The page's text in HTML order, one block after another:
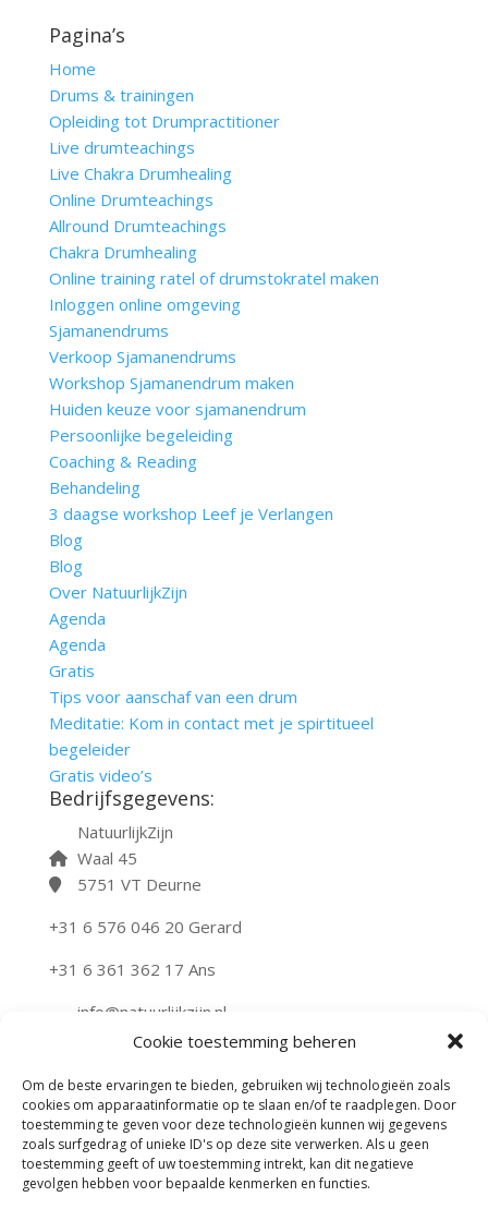
Cookie toestemming beheren
Om de beste ervaringen te bieden, gebruiken wij technologieën zoals
cookies om apparaatinformatie op te slaan en/of te raadplegen. Door
toestemming te geven voor deze technologieën kunnen wij gegevens
zoals surfgedrag of unieke ID's op deze site verwerken. Als u geen
toestemming geeft of uw toestemming intrekt, kan dit negatieve
gevolgen hebben voor bepaalde kenmerken en functies.
Pagina’s
Home
Drums & trainingen
Opleiding tot Drumpractitioner
Live drumteachings
Live Chakra Drumhealing
Online Drumteachings
Allround Drumteachings
Chakra Drumhealing
Online training ratel of drumstokratel maken
Inloggen online omgeving
Sjamanendrums
Verkoop Sjamanendrums
Workshop Sjamanendrum maken
Huiden keuze voor sjamanendrum
Persoonlijke begeleiding
Coaching & Reading
Behandeling
3 daagse workshop Leef je Verlangen
Blog
Blog
Over NatuurlijkZijn
Agenda
Agenda
Gratis
Tips voor aanschaf van een drum
Meditatie: Kom in contact met je spirtitueel
begeleider
Gratis video’s
Bedrijfsgegevens:
NatuurlijkZijn
Waal 45
5751 VT Deurne
+31 6 576 046 20 Gerard
+31 6 361 362 17 Ans
info@natuurlijkzijn.nl
natuurlijkzijn.nl
KvK-nummer: 50643843
AL ONZE TEKSTEN ZIJN CC PROOF BESCHERMD
Algemene voorwaarden
Disclaimer